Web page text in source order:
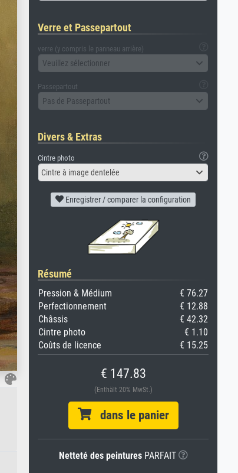
Verre et Passepartout
verre (y compris le panneau arrière)
Veuillez sélectionner
Passepartout
Pas de Passepartout
Divers & Extras
Cintre photo
Cintre à image dentelée
Enregistrer / comparer la configuration
Résumé
Pression & Médium
€ 76.27
Perfectionnement
€ 12.88
Châssis
€ 42.32
Cintre photo
€ 1.10
Coûts de licence
€ 15.25
€ 147.83
(Enthält 20% MwSt.)
dans le panier
Netteté des peinturesPARFAIT